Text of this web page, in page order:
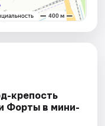
крепость
Форты в мини-